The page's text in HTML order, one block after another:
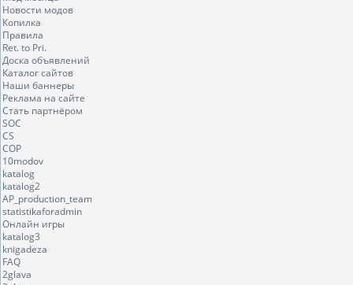
Новости модов
Копилка
Правила
Ret. to Pri.
Доска объявлений
Каталог сайтов
Наши баннеры
Реклама на сайте
Стать партнёром
SOC
CS
COP
10modov
katalog
katalog2
AP_production_team
statistikaforadmin
Онлайн игры
katalog3
knigadeza
FAQ
2glava